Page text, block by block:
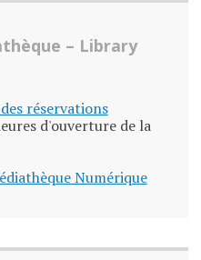
– Library
réservations
d'ouverture de la
Numérique